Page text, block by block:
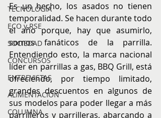
TECNOLOGÍA
ECO y RSE
SOCIEDAD
CONCURSOS
ENTREVISTAS
ALIMENTACIÓN
COLUMNA
Es un hecho, los asados no tienen
temporalidad. Se hacen durante todo
el año porque, hay que asumirlo,
somos fanáticos de la parrilla.
Entendiendo esto, la marca nacional
líder en parrillas a gas, BBQ Grill, está
ofreciendo, por tiempo limitado,
grandes descuentos en algunos de
sus modelos para poder llegar a más
parrilleros y parrilleras, abarcando a